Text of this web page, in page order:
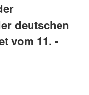
deutschen
vom 11. -